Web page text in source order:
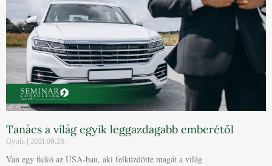
Tanács a világ egyik leggazdagabb emberétől
Gyula 2021.09.28.
Van egy fickó az USA-ban, aki felküzdötte magát a világ